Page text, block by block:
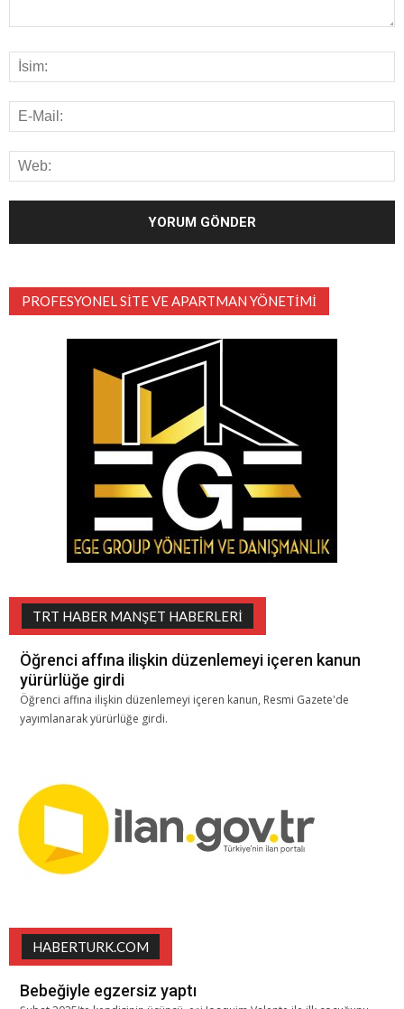
PROFESYONEL SITE VE APARTMAN YÖNETIMI
TRT HABER MANŞET HABERLERI
Öğrenci affına ilişkin düzenlemeyi içeren kanun
yürürlüğe girdi
Öğrenci affına ilişkin düzenlemeyi içeren kanun, Resmi Gazete'de
yayımlanarak yürürlüğe girdi.
HABERTURK.COM
Bebeğiyle egzersiz yaptı